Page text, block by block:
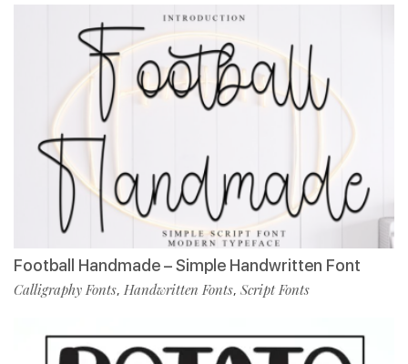
Football Handmade – Simple Handwritten Font
Calligraphy Fonts, Handwritten Fonts, Script Fonts